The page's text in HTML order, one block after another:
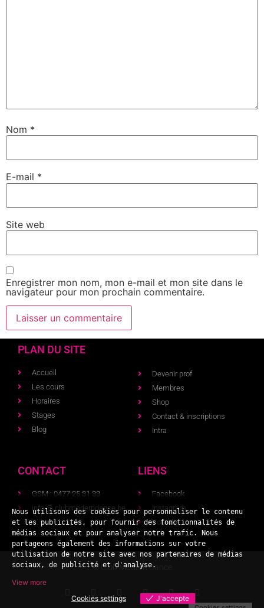
Nom *
E-mail *
Site web
Enregistrer mon nom, mon e-mail et mon site dans le
navigateur pour mon prochain commentaire.
PLAN DU SITE
Accueil
Les cours
Horaires
Stages
Blog
Devenir prof
Membres
Shop
Contact & inscriptions
Intra
CONTACT
GSM : 0477 25 31 33
info @ clubmoderndance.be
LIENS
Facebook
Instagram
Youtube
© Club Modern Dance
Nous utilisons des cookies pour personnaliser le contenu
et les publicités, pour fournir des fonctionnalités de
médias sociaux et pour analyser notre trafic. Nous
partageons également des informations sur votre
utilisation de notre site avec nos partenaires de médias
sociaux, de publicité et d'analyse.
View more
Cookies settings
J'accepte